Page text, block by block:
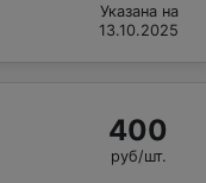
Указана на
13.10.2025
400
руб/шт.